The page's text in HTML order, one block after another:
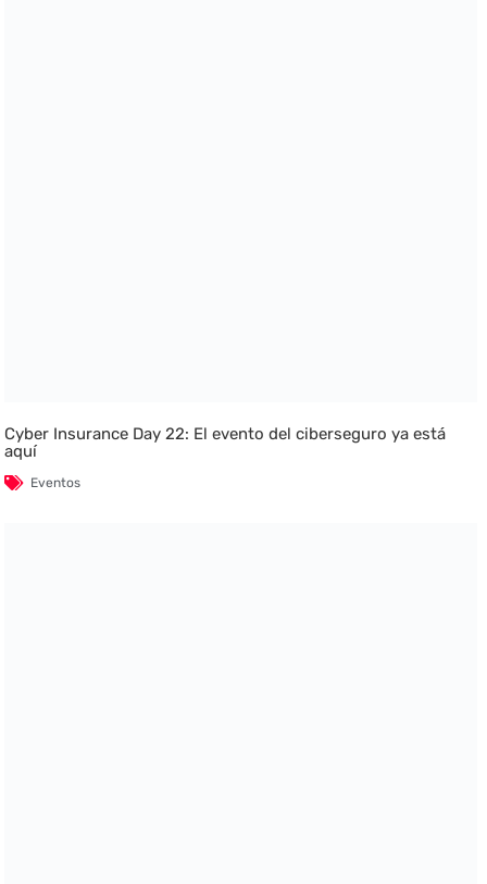
Cyber Insurance Day 22: El evento del ciberseguro ya está
aquí
Eventos